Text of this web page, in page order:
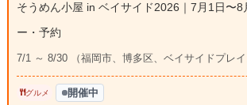
そうめん小屋 in ベイサイド2026｜7月1日〜8
ー・予約
7/1 ～ 8/30 （福岡市、博多区、ベイサイドプレイ
グルメ 開催中